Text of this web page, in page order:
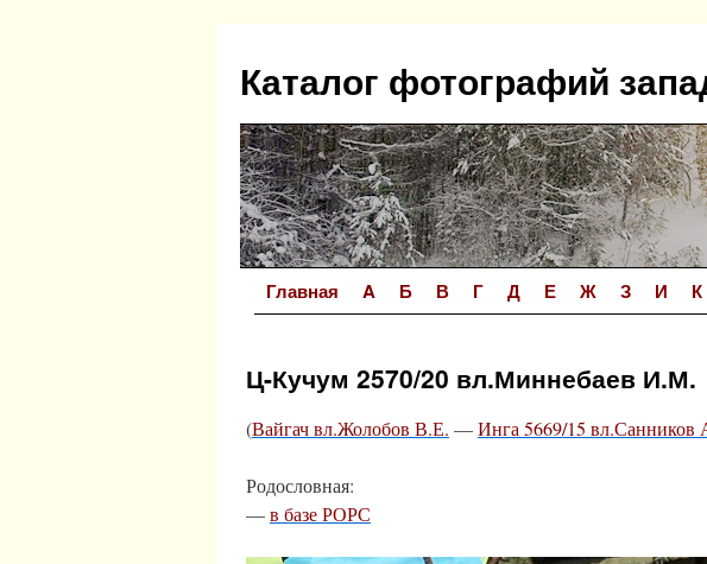
содержимому
Каталог фотографий
Главная A Б В Г Д Е Ж З И К
Ц-Кучум 2570/20 вл.Миннебаев И.М.
(Вайгач вл.Жолобов В.Е. —Инга 5669/15
Родословная:
—в базе РОРС